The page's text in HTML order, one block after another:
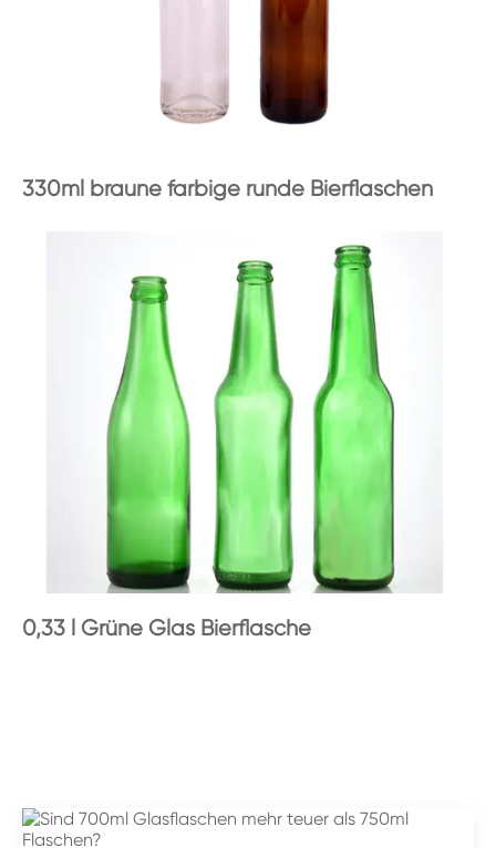
330ml braune farbige runde Bierflaschen
0,33 l Grüne Glas Bierflasche